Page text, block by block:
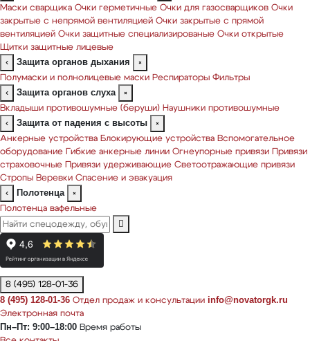
Маски сварщика Очки герметичные Очки для газосварщиков Очки
закрытые с непрямой вентиляцией Очки закрытые с прямой
вентиляцией Очки защитные специализированые Очки открытые
Щитки защитные лицевые
‹
Защита органов дыхания
×
Полумаски и полнолицевые маски Респираторы Фильтры
‹
Защита органов слуха
×
Вкладыши противошумные (беруши) Наушники противошумные
‹
Защита от падения с высоты
×
Анкерные устройства Блокирующие устройства Вспомогательное
оборудование
Гибкие анкерные линии Огнеупорные привязи
Привязи
страховочные
Привязи удерживающие Светоотражающие привязи
Стропы Веревки Спасение и эвакуация
‹
Полотенца
×
Полотенца вафельные
8 (495) 128-01-36
8 (495) 128-01-36 Отдел продаж и консультации info@novatorgk.ru
Электронная почта
Пн–Пт: 9:00–18:00 Время работы